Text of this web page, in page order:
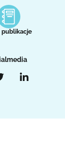
publikacje